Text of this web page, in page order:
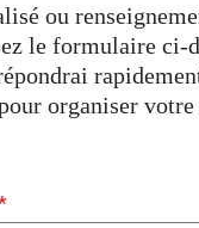
ou
le formulaire ci-
organiser votre